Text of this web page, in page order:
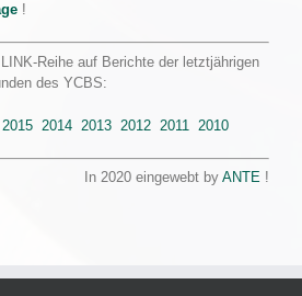
!
Reihe auf Berichte der letztjährigen
des YCBS:
2015 2014 2013 2012 2011 2010
In 2020 eingewebt by ANTE !